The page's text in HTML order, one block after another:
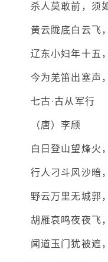
杀人莫敢前，须
黄云陇底白云飞
辽东小妇年十五
今为羌笛出塞声
七古·古从军行
（唐）李颀
白日登山望烽火
行人刁斗风沙暗
野云万里无城郭
胡雁哀鸣夜夜飞
闻道玉门犹被遮